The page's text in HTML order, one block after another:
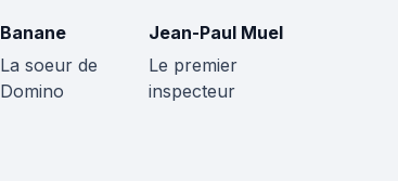
Banane
La soeur de
Domino
Jean-Paul Muel
Le premier
inspecteur